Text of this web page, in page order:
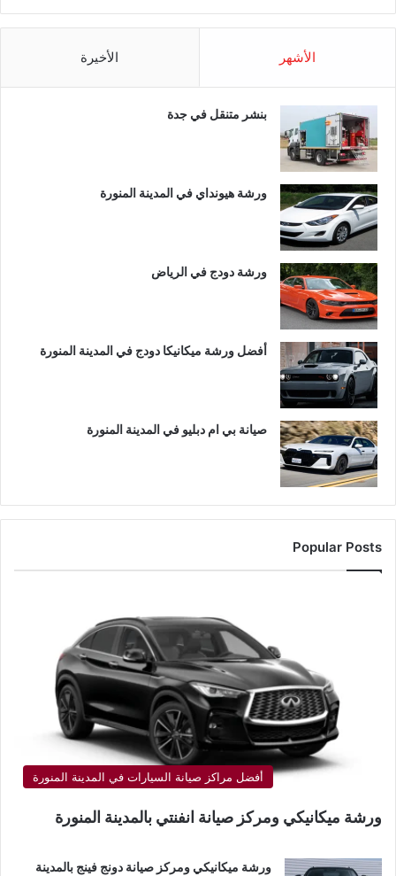
الأشهر الأخيرة
بنشر متنقل في جدة
ورشة هيونداي في المدينة المنورة
ورشة دودج في الرياض
أفضل ورشة ميكانيكا دودج في المدينة المنورة
صيانة بي ام دبليو في المدينة المنورة
Popular Posts
أفضل مراكز صيانة السيارات في المدينة المنورة
ورشة ميكانيكي ومركز صيانة انفنتي بالمدينة المنورة
ورشة ميكانيكي ومركز صيانة دونج فينج بالمدينة